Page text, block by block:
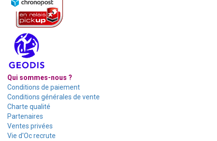
Qui sommes-nous ?
Conditions de paiement
Conditions générales de vente
Charte qualité
Partenaires
Ventes privées
Vie d'Oc recrute